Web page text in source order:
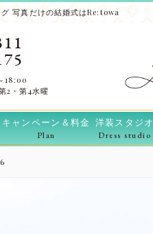
写真だけの結婚式はRe:towa
18:00
2・第4水曜
キャンペーン＆料金
Plan
洋装スタジオ
Dress studio